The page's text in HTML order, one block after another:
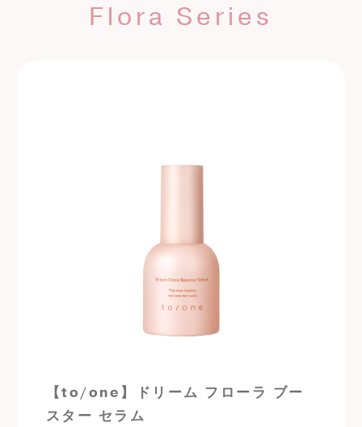
Flora Series
【to/one】ドリーム フローラ ブー
スター セラム